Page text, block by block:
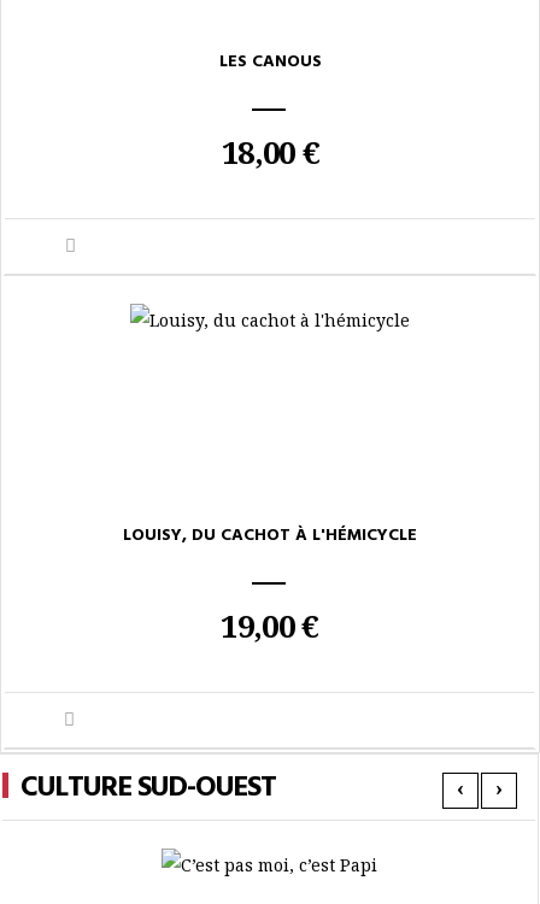
LES CANOUS
18,00 €
LOUISY, DU CACHOT À L'HÉMICYCLE
19,00 €
CULTURE SUD-OUEST ‹ ›